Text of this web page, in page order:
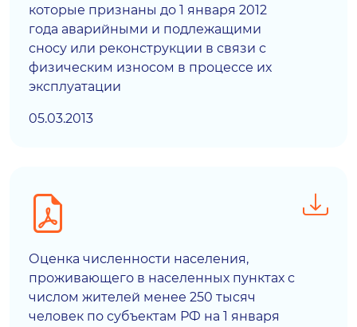
которые признаны до 1 января 2012
года аварийными и подлежащими
сносу или реконструкции в связи с
физическим износом в процессе их
эксплуатации
05.03.2013
Оценка численности населения,
проживающего в населенных пунктах с
числом жителей менее 250 тысяч
человек по субъектам РФ на 1 января